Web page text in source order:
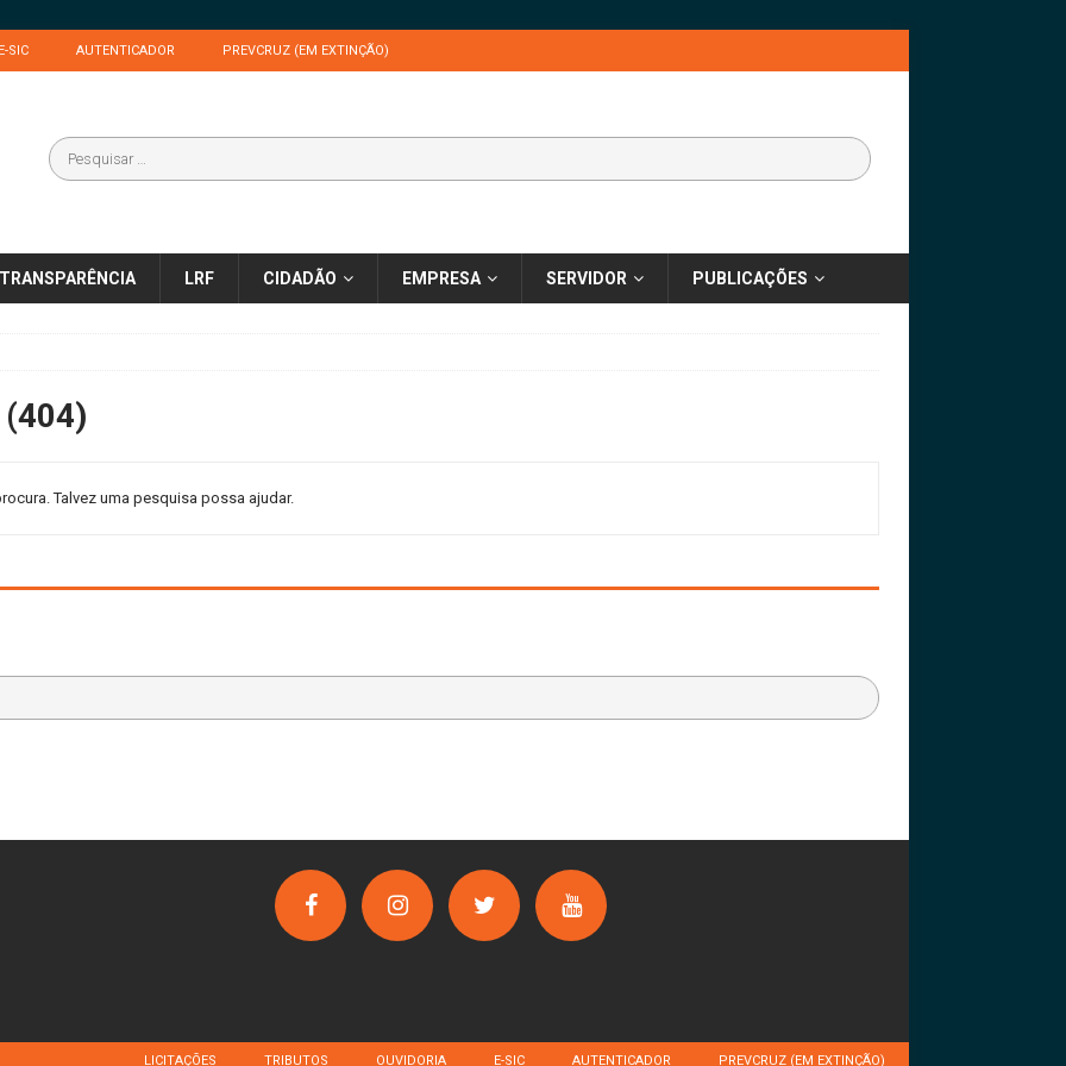
SIC AUTENTICADOR PREVCRUZ (EM EXTINÇÃO)
TRANSPARÊNCIA LRF CIDADÃO EMPRESA SERVIDOR PUBLICAÇÕES
Talvez uma pesquisa possa ajudar.
LICITAÇÕES TRIBUTOS OUVIDORIA E-SIC AUTENTICADOR PREVCRUZ (EM EXTINÇÃO)